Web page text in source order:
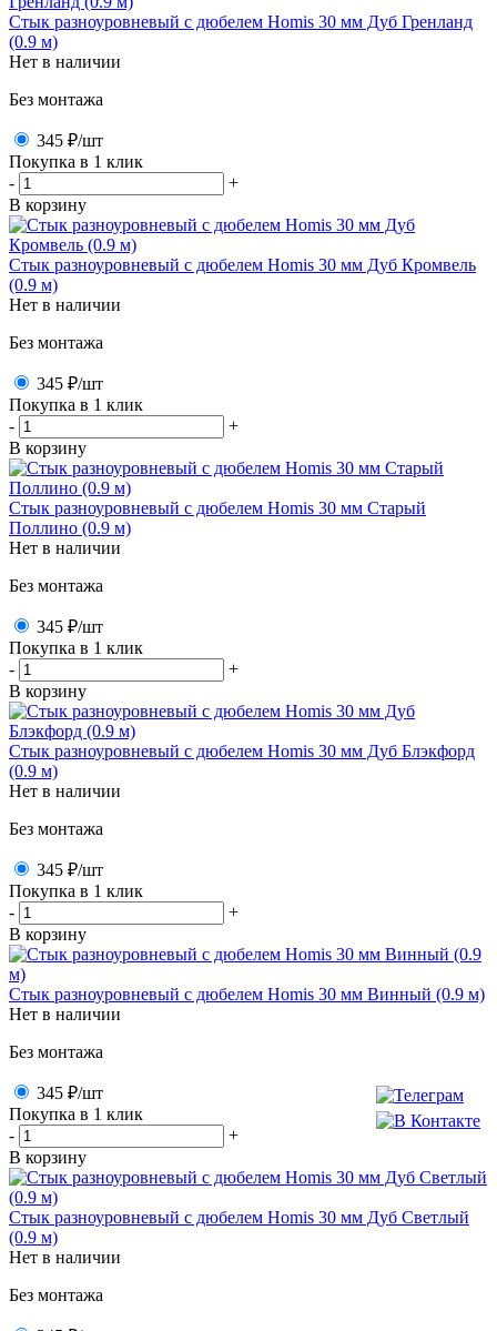
Стык разноуровневый с дюбелем Homis 30 мм Дуб Гренланд
(0.9 м)
Нет в наличии
Без монтажа
345 ₽/шт
Покупка в 1 клик
-
+
В корзину
Стык разноуровневый с дюбелем Homis 30 мм Дуб Кромвель
(0.9 м)
Нет в наличии
Без монтажа
345 ₽/шт
Покупка в 1 клик
-
+
В корзину
Стык разноуровневый с дюбелем Homis 30 мм Старый
Поллино (0.9 м)
Нет в наличии
Без монтажа
345 ₽/шт
Покупка в 1 клик
-
+
В корзину
Стык разноуровневый с дюбелем Homis 30 мм Дуб Блэкфорд
(0.9 м)
Нет в наличии
Без монтажа
345 ₽/шт
Покупка в 1 клик
-
+
В корзину
Стык разноуровневый с дюбелем Homis 30 мм Винный (0.9 м)
Нет в наличии
Без монтажа
345 ₽/шт
Покупка в 1 клик
-
+
В корзину
Стык разноуровневый с дюбелем Homis 30 мм Дуб Светлый
(0.9 м)
Нет в наличии
Без монтажа